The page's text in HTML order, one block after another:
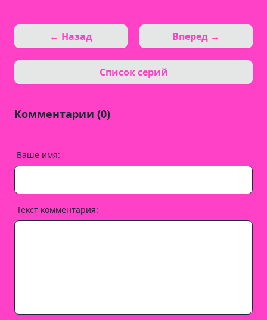
← Назад
Список серий
Вперед →
Комментарии (0)
Ваше имя:
Текст комментария: